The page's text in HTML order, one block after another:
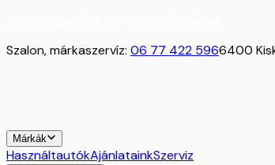
Szalon, márkaszervíz: 06 77 422 5966400
Márkák
HasználtautókAjánlatainkSzerviz